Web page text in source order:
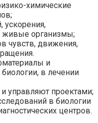
химические
ускорения,
живые организмы;
чувств, движения,
и
в лечении
управляют проектами;
в биологии
центров.